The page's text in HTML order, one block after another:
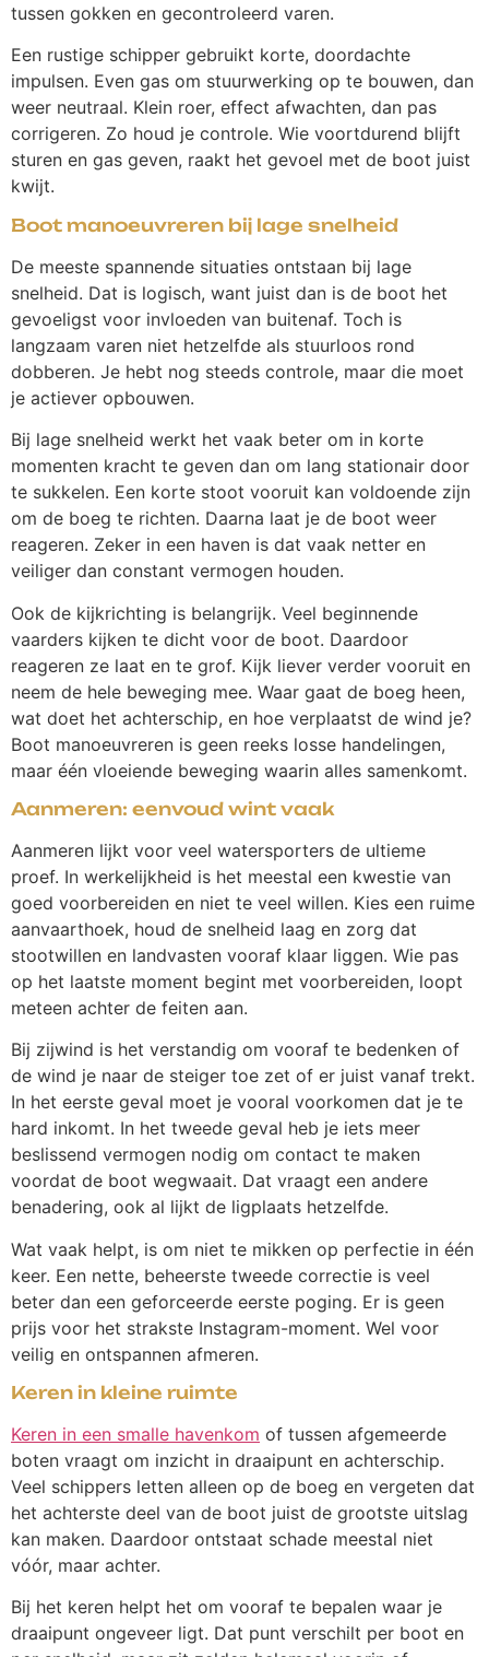
tussen gokken en gecontroleerd varen.
Een rustige schipper gebruikt korte, doordachte
impulsen. Even gas om stuurwerking op te bouwen, dan
weer neutraal. Klein roer, effect afwachten, dan pas
corrigeren. Zo houd je controle. Wie voortdurend blijft
sturen en gas geven, raakt het gevoel met de boot juist
kwijt.
Boot manoeuvreren bij lage snelheid
De meeste spannende situaties ontstaan bij lage
snelheid. Dat is logisch, want juist dan is de boot het
gevoeligst voor invloeden van buitenaf. Toch is
langzaam varen niet hetzelfde als stuurloos rond
dobberen. Je hebt nog steeds controle, maar die moet
je actiever opbouwen.
Bij lage snelheid werkt het vaak beter om in korte
momenten kracht te geven dan om lang stationair door
te sukkelen. Een korte stoot vooruit kan voldoende zijn
om de boeg te richten. Daarna laat je de boot weer
reageren. Zeker in een haven is dat vaak netter en
veiliger dan constant vermogen houden.
Ook de kijkrichting is belangrijk. Veel beginnende
vaarders kijken te dicht voor de boot. Daardoor
reageren ze laat en te grof. Kijk liever verder vooruit en
neem de hele beweging mee. Waar gaat de boeg heen,
wat doet het achterschip, en hoe verplaatst de wind je?
Boot manoeuvreren is geen reeks losse handelingen,
maar één vloeiende beweging waarin alles samenkomt.
Aanmeren: eenvoud wint vaak
Aanmeren lijkt voor veel watersporters de ultieme
proef. In werkelijkheid is het meestal een kwestie van
goed voorbereiden en niet te veel willen. Kies een ruime
aanvaarthoek, houd de snelheid laag en zorg dat
stootwillen en landvasten vooraf klaar liggen. Wie pas
op het laatste moment begint met voorbereiden, loopt
meteen achter de feiten aan.
Bij zijwind is het verstandig om vooraf te bedenken of
de wind je naar de steiger toe zet of er juist vanaf trekt.
In het eerste geval moet je vooral voorkomen dat je te
hard inkomt. In het tweede geval heb je iets meer
beslissend vermogen nodig om contact te maken
voordat de boot wegwaait. Dat vraagt een andere
benadering, ook al lijkt de ligplaats hetzelfde.
Wat vaak helpt, is om niet te mikken op perfectie in één
keer. Een nette, beheerste tweede correctie is veel
beter dan een geforceerde eerste poging. Er is geen
prijs voor het strakste Instagram-moment. Wel voor
veilig en ontspannen afmeren.
Keren in kleine ruimte
Keren in een smalle havenkom of tussen afgemeerde
boten vraagt om inzicht in draaipunt en achterschip.
Veel schippers letten alleen op de boeg en vergeten dat
het achterste deel van de boot juist de grootste uitslag
kan maken. Daardoor ontstaat schade meestal niet
vóór, maar achter.
Bij het keren helpt het om vooraf te bepalen waar je
draaipunt ongeveer ligt. Dat punt verschilt per boot en